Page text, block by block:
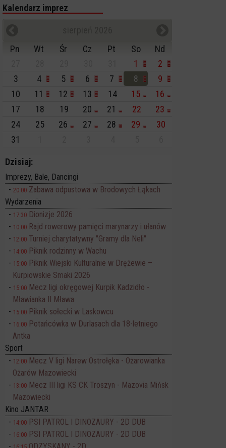
Kalendarz imprez
Pn
Wt Śr Cz Pt So
Nd
1
2
3
4 5 6 7 8
9
10
11 12 13 14 15
16
17
18 19 20 21 22
23
24
25 26 27 28 29
30
31
Dzisiaj:
Imprezy, Bale, Dancingi
20:00 Zabawa odpustowa w Brodowych Łąkach
Wydarzenia
17:30 Dionizje 2026
10:00 Rajd rowerowy pamięci marynarzy i ułanów
12:00 Turniej charytatywny "Gramy dla Neli"
14:00 Piknik rodzinny w Wachu
15:00 Piknik Wiejski Kulturalnie w Drężewie –
Kurpiowskie Smaki 2026
15:00 Mecz ligi okręgowej Kurpik Kadzidło -
Mławianka II Mława
15:00 Piknik sołecki w Laskowcu
16:00 Potańcówka w Durlasach dla 18-letniego
Antka
Sport
12:00 Mecz V ligi Narew Ostrołęka - Ożarowianka
Ożarów Mazowiecki
13:00 Mecz III ligi KS CK Troszyn - Mazovia Mińsk
Mazowiecki
Kino JANTAR
14:00 PSI PATROL I DINOZAURY - 2D DUB
16:00 PSI PATROL I DINOZAURY - 2D DUB